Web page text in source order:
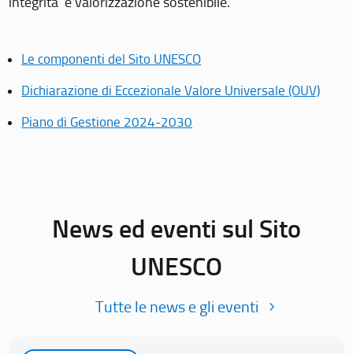
Le componenti del Sito UNESCO
Dichiarazione di Eccezionale Valore Universale (OUV)
Piano di Gestione 2024-2030
News ed eventi sul Sito
UNESCO
Tutte le news e gli eventi